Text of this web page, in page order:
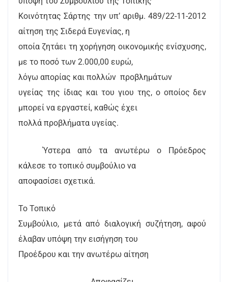
Κοινότητας Σάρτης την υπ’ αριθμ. 489/22-11-2012
αίτηση της Σιδερά Ευγενίας, η
οποία ζητάει τη χορήγηση οικονομικής ενίσχυσης,
με το ποσό των 2.000,00 ευρώ,
λόγω απορίας και πολλών προβλημάτων
υγείας της ίδιας και του γιου της, ο οποίος δεν
μπορεί να εργαστεί, καθώς έχει
πολλά προβλήματα υγείας.
Ύστερα από τα ανωτέρω ο Πρόεδρος
κάλεσε το τοπικό συμβούλιο να
αποφασίσει σχετικά.
Το Τοπικό
Συμβούλιο, μετά από διαλογική συζήτηση, αφού
έλαβαν υπόψη την εισήγηση του
Προέδρου και την ανωτέρω αίτηση